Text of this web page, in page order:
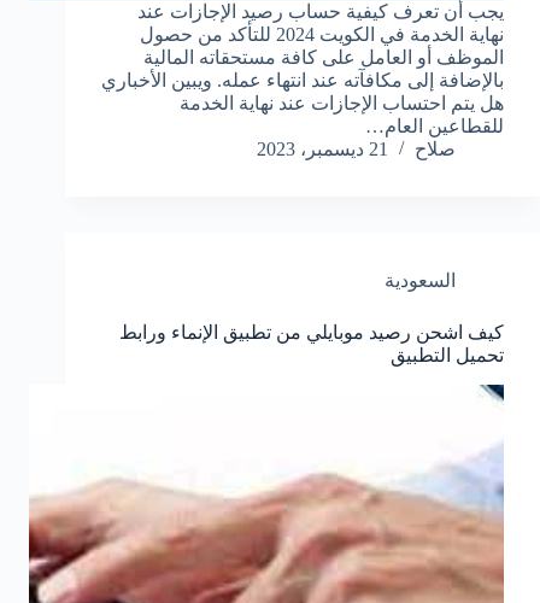
يجب أن تعرف كيفية حساب رصيد الإجازات عند
نهاية الخدمة في الكويت 2024 للتأكد من حصول
الموظف أو العامل على كافة مستحقاته المالية
بالإضافة إلى مكافآته عند انتهاء عمله. ويبين الأخباري
هل يتم احتساب الإجازات عند نهاية الخدمة
للقطاعين العام…
صلاح
21 ديسمبر، 2023
السعودية
كيف اشحن رصيد موبايلي من تطبيق الإنماء ورابط
تحميل التطبيق